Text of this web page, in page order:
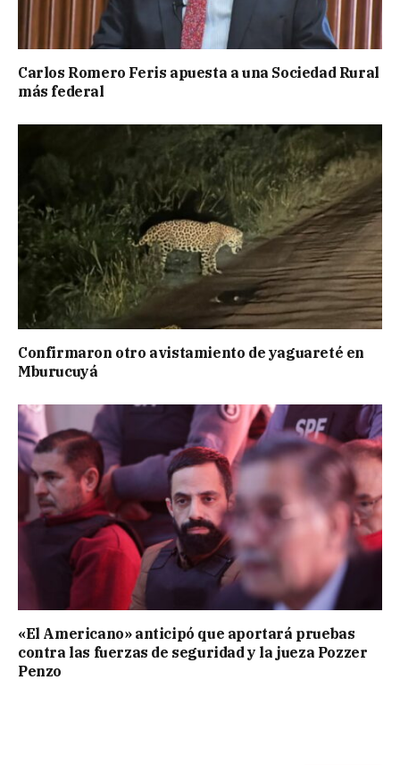
Carlos Romero Feris apuesta a una Sociedad Rural
más federal
Confirmaron otro avistamiento de yaguareté en
Mburucuyá
«El Americano» anticipó que aportará pruebas
contra las fuerzas de seguridad y la jueza Pozzer
Penzo